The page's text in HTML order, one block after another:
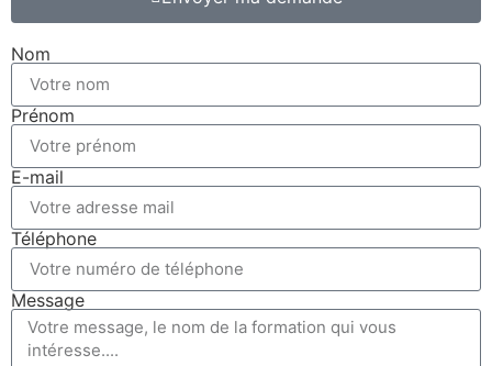
Nom
Prénom
E-mail
Téléphone
Message